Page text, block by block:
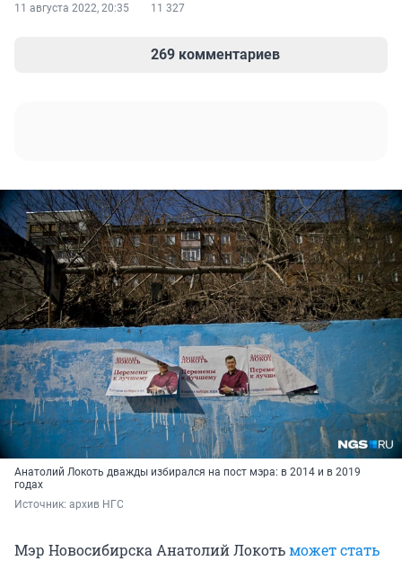
11 августа 2022, 20:35 11 327
269 комментариев
Анатолий Локоть дважды избирался на пост мэра: в 2014 и в 2019
годах
Источник: архив НГС
Мэр Новосибирска Анатолий Локотьможет стать